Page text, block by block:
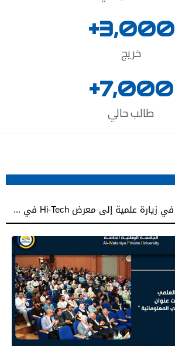
خريج
3,000
+
طالب حالي
7,000
+
طلاب كلية الهندسة في زيارة علمية إلى معرض Hi-Tech في مدينة المعارض بدمشق
انعقاد الاجتماع الأول لمركز البحث العلمي في الجامعة الوطنية الخاصة للعام الدراسي 2025 ـ 2026